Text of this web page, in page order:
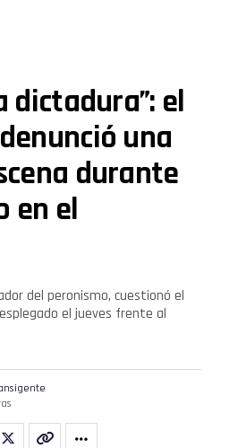
dictadura”: el
una
durante
en el
del peronismo, cuestionó el
el jueves frente al